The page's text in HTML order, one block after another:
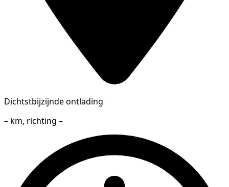
Dichtstbijzijnde ontlading
– km, richting –